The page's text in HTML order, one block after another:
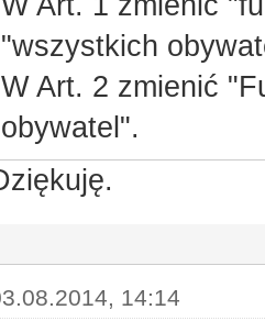
"wszystkich
W Art. 2 zmienić
obywatel".
14:14